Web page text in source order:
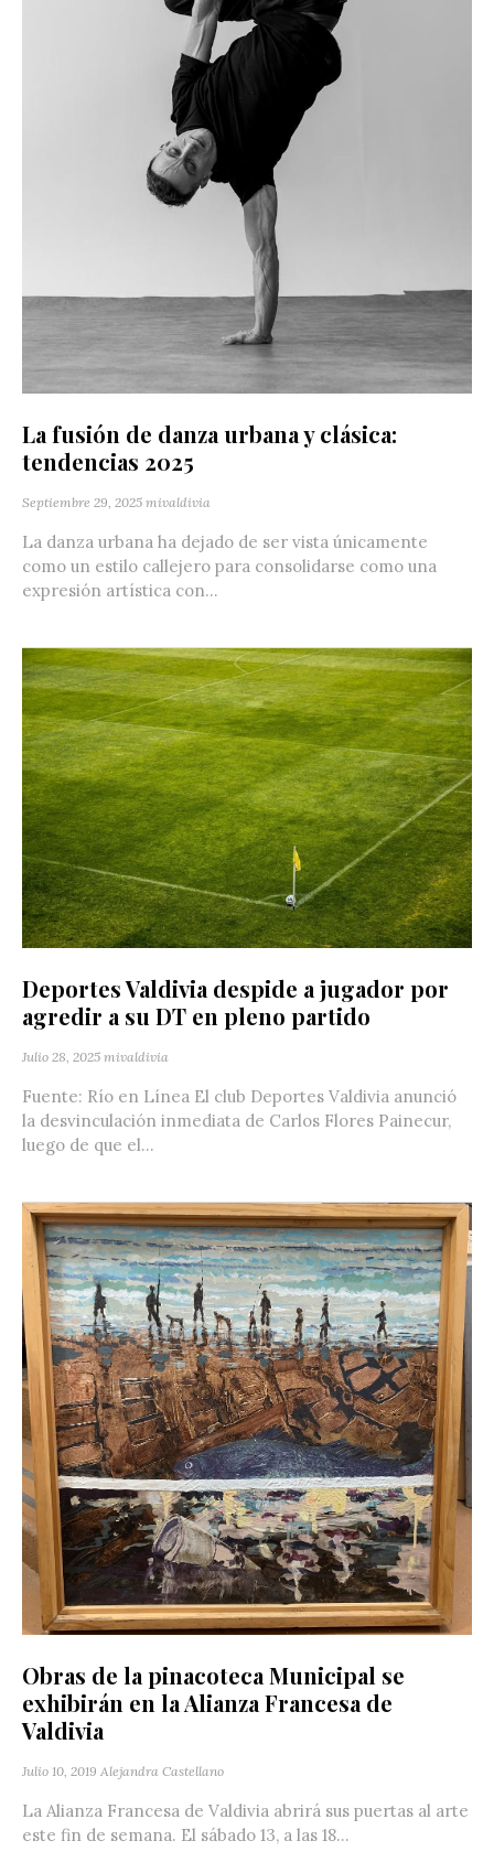
La fusión de danza urbana y clásica:
tendencias 2025
Septiembre 29, 2025 mivaldivia
La danza urbana ha dejado de ser vista únicamente
como un estilo callejero para consolidarse como una
expresión artística con...
Deportes Valdivia despide a jugador por
agredir a su DT en pleno partido
Julio 28, 2025 mivaldivia
Fuente: Río en Línea El club Deportes Valdivia anunció
la desvinculación inmediata de Carlos Flores Painecur,
luego de que el...
Obras de la pinacoteca Municipal se
exhibirán en la Alianza Francesa de
Valdivia
Julio 10, 2019 Alejandra Castellano
La Alianza Francesa de Valdivia abrirá sus puertas al arte
este fin de semana. El sábado 13, a las 18...